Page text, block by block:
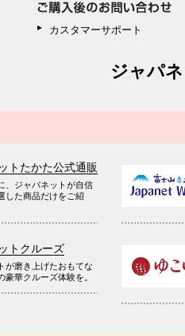
カスタマーサポート
ジャパ
トたかた公式通販
、ジャパネットが自信
した商品だけをご紹
トクルーズ
が磨き上げたおもてな
豪華クルーズ体験を。